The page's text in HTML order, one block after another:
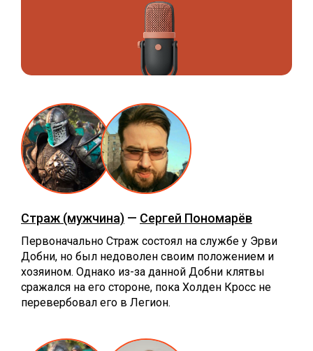
Страж (мужчина) — Сергей Пономарёв
Первоначально Страж состоял на службе у Эрви
Добни, но был недоволен своим положением и
хозяином. Однако из-за данной Добни клятвы
сражался на его стороне, пока Холден Кросс не
перевербовал его в Легион.